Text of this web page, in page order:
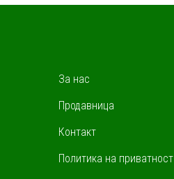
За нас
Продавница
Контакт
Политика на приватност